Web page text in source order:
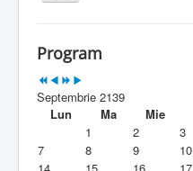
Duhovnicesti
Servicii religioase
Program
Septembrie 2139
Lun
Ma Mie
1
2 3
7
8 9 10
14
15 16 17